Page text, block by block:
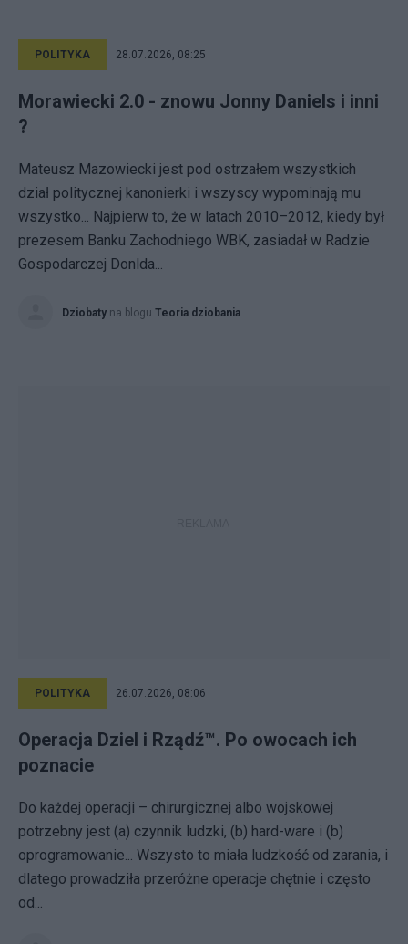
POLITYKA 28.07.2026, 08:25
Morawiecki 2.0 - znowu Jonny Daniels i inni
?
Mateusz Mazowiecki jest pod ostrzałem wszystkich
dział politycznej kanonierki i wszyscy wypominają mu
wszystko... Najpierw to, że w latach 2010–2012, kiedy był
prezesem Banku Zachodniego WBK, zasiadał w Radzie
Gospodarczej Donlda...
Dziobaty na blogu Teoria dziobania
POLITYKA 26.07.2026, 08:06
Operacja Dziel i Rządź™. Po owocach ich
poznacie
Do każdej operacji – chirurgicznej albo wojskowej
potrzebny jest (a) czynnik ludzki, (b) hard-ware i (b)
oprogramowanie... Wszysto to miała ludzkość od zarania, i
dlatego prowadziła przeróżne operacje chętnie i często
od...